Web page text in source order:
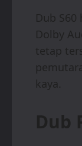
Dub
Dolby
tetap
kaya.
Dub